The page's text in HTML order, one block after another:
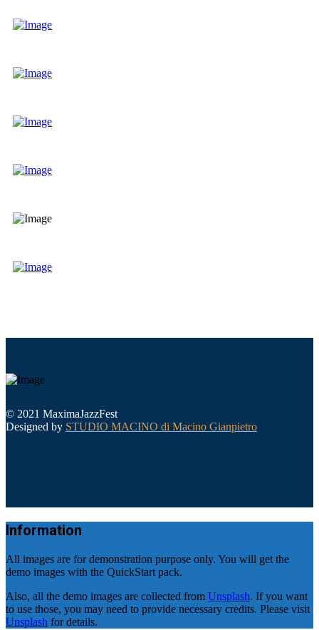
© 2021 MaximaJazzFest
Designed by STUDIO MACINO di Macino Gianpietro
Information
All images are for demonstration purpose only. You will get the
demo images with the QuickStart pack.
Also, all the demo images are collected from Unsplash. If you want
to use those, you may need to provide necessary credits. Please visit
Unsplash for details.